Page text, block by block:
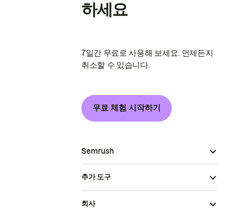
하세요
7일간 무료로 사용해 보세요. 언제든지
취소할 수 있습니다.
무료 체험 시작하기
Semrush
추가 도구
회사